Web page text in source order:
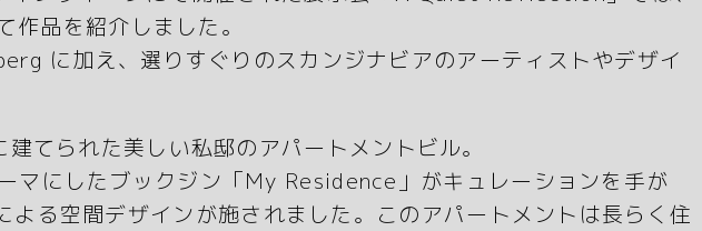
品を紹介しました。
に加え、選りすぐりのスカンジナビアのアーティストやデザイ
てられた美しい私邸のアパートメントビル。
マにしたブックジン「My Residence」がキュレーションを手が
よる空間デザインが施されました。このアパートメントは長らく住